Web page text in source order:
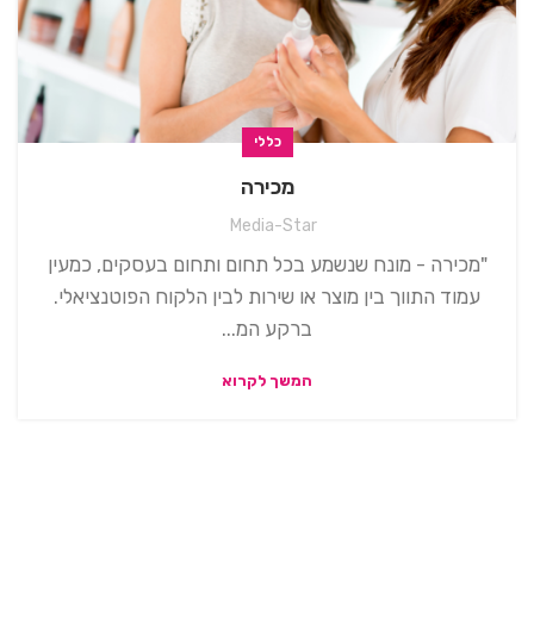
כללי
מכירה
Media-Star
"מכירה - מונח שנשמע בכל תחום ותחום בעסקים, כמעין
עמוד התווך בין מוצר או שירות לבין הלקוח הפוטנציאלי.
ברקע המ...
המשך לקרוא